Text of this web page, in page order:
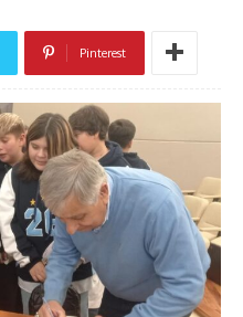
Pinterest